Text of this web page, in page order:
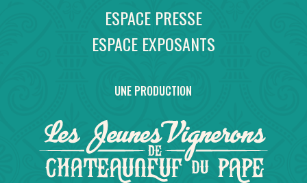
ESPACE PRESSE
ESPACE EXPOSANTS
UNE PRODUCTION